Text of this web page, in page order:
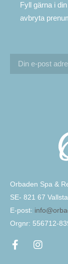
Fyll gärna i
avbryta
Orbaden Spa &
SE- 821 67
E-post:
Orgnr: 556712-